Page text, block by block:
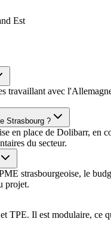
Est
travaillant avec
Strasbourg ?
en place de Dolibarr,
du secteur.
strasbourgeoise, le
projet.
TPE. Il est modulaire,